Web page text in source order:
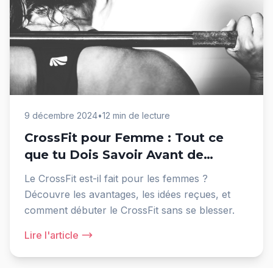
9 décembre 2024•12 min de lecture
CrossFit pour Femme : Tout ce
que tu Dois Savoir Avant de
Commencer
Le CrossFit est-il fait pour les femmes ?
Découvre les avantages, les idées reçues, et
comment débuter le CrossFit sans se blesser.
Lire l'article